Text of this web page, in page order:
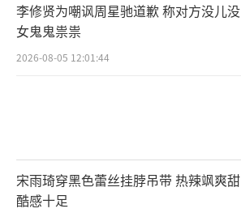
李修贤为嘲讽周星驰道歉 称对方没儿没
女鬼鬼祟祟
2026-08-05 12:01:44
宋雨琦穿黑色蕾丝挂脖吊带 热辣飒爽甜
酷感十足